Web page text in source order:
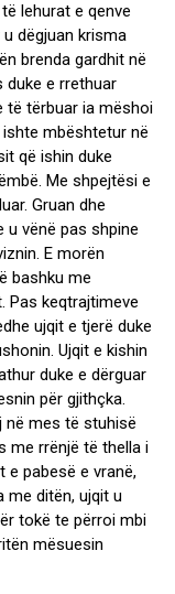
lehurat e qenve
dëgjuan krisma
brenda gardhit në
duke e rrethuar
të tërbuar ia mëshoi
mbështetur në
që ishin duke
Me shpejtësi e
Gruan dhe
vënë pas shpine
E morën
bashku me
Pas keqtrajtimeve
ujqit e tjerë duke
Ujqit e kishin
duke e dërguar
për gjithçka.
në mes të stuhisë
me rrënjë të thella i
e pabesë e vranë,
me ditën, ujqit u
tokë te përroi mbi
mësuesin